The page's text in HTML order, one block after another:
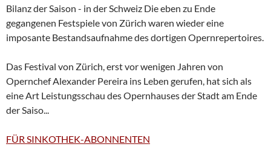
Bilanz der Saison - in der Schweiz Die eben zu Ende
gegangenen Festspiele von Zürich waren wieder eine
imposante Bestandsaufnahme des dortigen Opernrepertoires.
Das Festival von Zürich, erst vor wenigen Jahren von
Opernchef Alexander Pereira ins Leben gerufen, hat sich als
eine Art Leistungsschau des Opernhauses der Stadt am Ende
der Saiso...
FÜR SINKOTHEK-ABONNENTEN